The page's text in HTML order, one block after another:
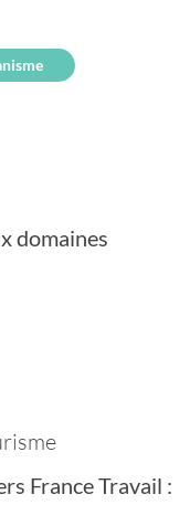
domaines
France Travail :